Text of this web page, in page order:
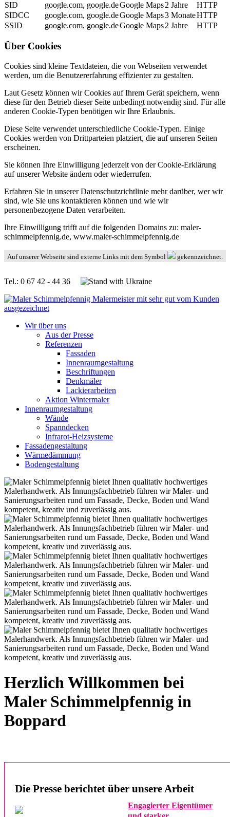
SID
google.com, google.deGoogle Maps2 Jahre
HTTP
SIDCC
google.com, google.deGoogle Maps3 MonateHTTP
SSID
google.com, google.deGoogle Maps2 Jahre HTTP
Über Cookies
Cookies sind kleine Textdateien, die von Webseiten verwendet
werden, um die Benutzererfahrung effizienter zu gestalten.
Laut Gesetz können wir Cookies auf Ihrem Gerät speichern, wenn
diese für den Betrieb dieser Seite unbedingt notwendig sind. Für alle
anderen Cookie-Typen benötigen wir Ihre Erlaubnis.
Diese Seite verwendet unterschiedliche Cookie-Typen. Einige
Cookies werden von Drittparteien platziert, die auf unseren Seiten
erscheinen.
Sie können Ihre Einwilligung jederzeit von der Cookie-Erklärung
auf unserer Website ändern oder wiederrufen.
Erfahren Sie in unserer Datenschutzrichtlinie mehr darüber, wer wir
sind, wie Sie uns kontaktieren können und wie wir
personenbezogene Daten verarbeiten.
Ihre Einwilligung trifft auf die folgenden Domains zu: maler-
schimmelpfennig.de, www.maler-schimmelpfennig.de
Auf unserer Webseite sind externe Links mit dem Symbol gekennzeichnet.
Tel.: 0 67 42 - 44 36
Wir über uns
Aus der Presse
Referenzen
Fassaden
Innenraumgestaltung
Beschriftungen
Denkmäler
Lackierarbeiten
Aktion Wintermaler
Innenraumgestaltung
Wände
Spanndecken
Infrarot-Heizsysteme
Fassadengestaltung
Wärmedämmung
Bodengestaltung
Herzlich Willkommen bei
Maler Schimmelpfennig in
Boppard
Die Presse berichtet über unsere Arbeit
Engagierter Eigentümer